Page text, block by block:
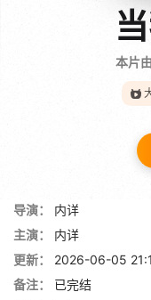
本片
导演：
内详
主演：
内详
更新：
2026-06-05
备注：
已完结